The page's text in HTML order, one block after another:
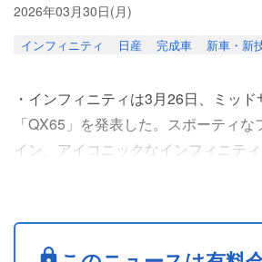
2026年03月30日(月)
インフィニティ 日産 完成車 新車・新
・インフィニティは3月26日、ミッ
「QX65」を発表した。スポーティ
イン、アイコニックなインフィニテ
・2027年型となる新型「QX65」は
(Smyrna)工場生産で、2026年初夏に